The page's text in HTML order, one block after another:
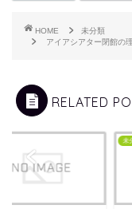
HOME
未分類
アイアシアター閉館の
RELATED
未